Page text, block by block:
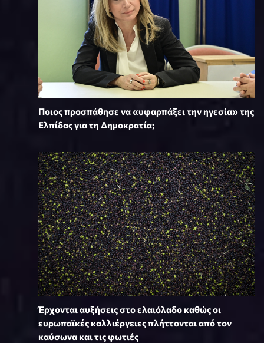
Ποιος προσπάθησε να «υφαρπάξει την ηγεσία» της
Ελπίδας για τη Δημοκρατία;
Έρχονται αυξήσεις στο ελαιόλαδο καθώς οι
ευρωπαϊκές καλλιέργειες πλήττονται από τον
καύσωνα και τις φωτιές